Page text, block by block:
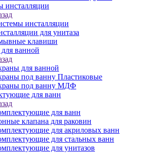
инсталляции
инсталляции
для унитаза
клавиши
ванной
для ванной
под ванну Пластиковые
под ванну МДФ
для ванн
для ванн
клапана для раковин
для акриловых ванн
для стальных ванн
для унитазов